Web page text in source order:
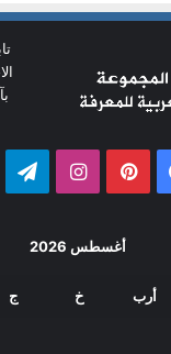
فيسبوكبينتيريستانستقرام
أغسطس 2026
أرب خ ج